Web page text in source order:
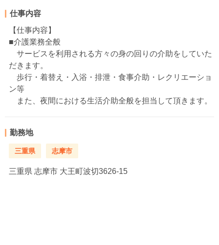
仕事内容
【仕事内容】
■介護業務全般
サービスを利用される方々の身の回りの介助をしていた
だきます。
歩行・着替え・入浴・排泄・食事介助・レクリエーショ
ン等
また、夜間における生活介助全般を担当して頂きます。
勤務地
三重県 志摩市
三重県 志摩市 大王町波切3626-15